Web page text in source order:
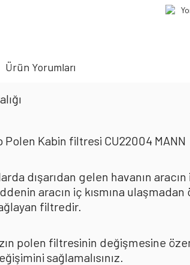
Ürün Yorumları
Polen Kabin filtresi CU22004 MANN
dışarıdan gelen havanın
aracın iç kısmına
filtredir.
polen filtresinin değişmesine
sağlamalısınız.